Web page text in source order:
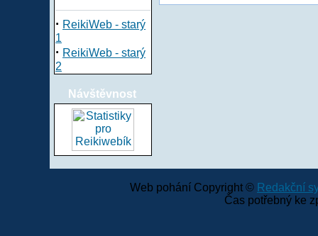
· ReikiWeb - starý
1
· ReikiWeb - starý
2
Návštěvnost
Web pohání Copyright © Redakční
Čas potřebný ke